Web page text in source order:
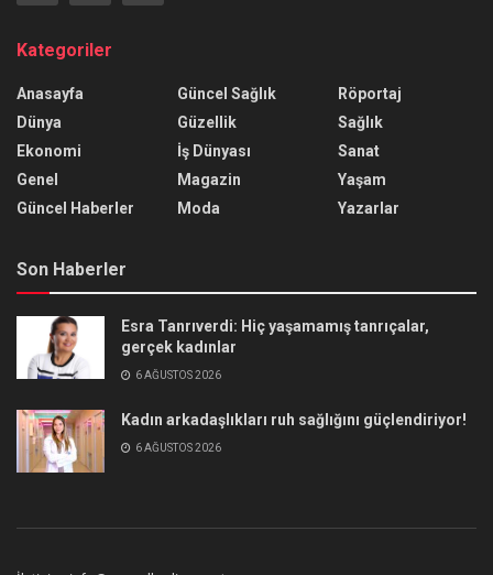
Kategoriler
Anasayfa
Dünya
Ekonomi
Genel
Güncel Haberler
Güncel Sağlık
Güzellik
İş Dünyası
Magazin
Moda
Röportaj
Sağlık
Sanat
Yaşam
Yazarlar
Son Haberler
Esra Tanrıverdi: Hiç yaşamamış tanrıçalar,
gerçek kadınlar
6 AĞUSTOS 2026
Kadın arkadaşlıkları ruh sağlığını güçlendiriyor!
6 AĞUSTOS 2026